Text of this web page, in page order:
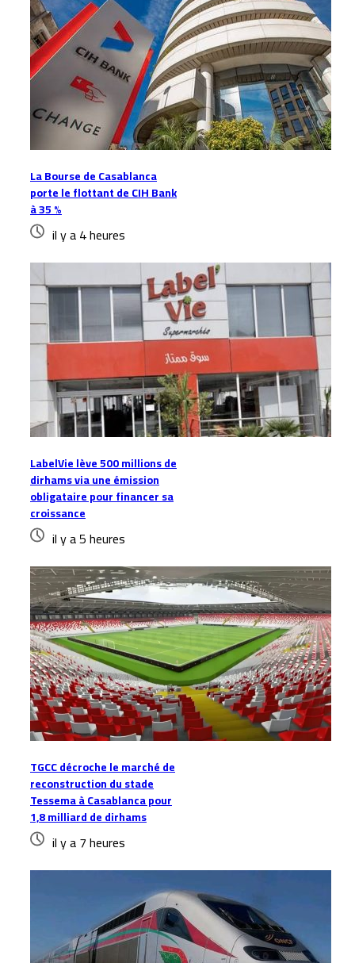
La Bourse de Casablanca
porte le flottant de CIH Bank
à 35 %
il y a 4 heures
LabelVie lève 500 millions de
dirhams via une émission
obligataire pour financer sa
croissance
il y a 5 heures
TGCC décroche le marché de
reconstruction du stade
Tessema à Casablanca pour
1,8 milliard de dirhams
il y a 7 heures